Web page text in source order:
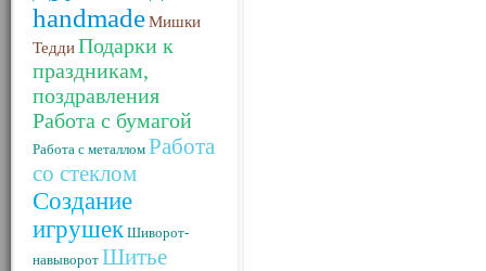
handmadeМишки
ТеддиПодарки к
праздникам,
поздравления
Работа с бумагой
Работа с металлом Работа
со стеклом
Создание
игрушек Шиворот-
навыворот Шитье